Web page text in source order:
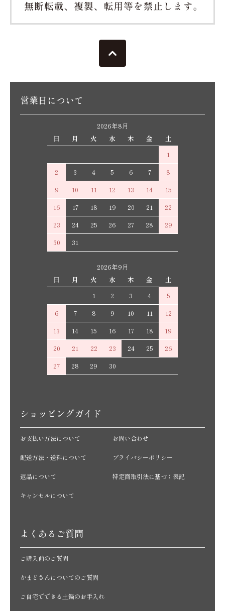
営業日について
2026年8月
日
月 火 水 木 金
土
1
2
3 4 5 6 7
8
9
10 11 12 13 14
15
16
17 18 19 20 21
22
23
24 25 26 27 28
29
30
31
2026年9月
日
月 火 水 木 金
土
1
2 3 4
5
6
7 8 9 10 11
12
13
14 15 16 17 18
19
20
21 22 23 24 25
26
27
28 29 30
ショッピングガイド
お支払い方法について
配送方法・送料について
返品について
キャンセルについて
お問い合わせ
プライバシーポリシー
特定商取引法に基づく表記
よくあるご質問
ご購入前のご質問
かまどさんについてのご質問
ご自宅でできる土鍋のお手入れ